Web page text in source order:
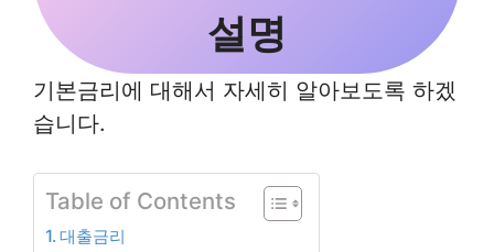
설명
기본금리에 대해서 자세히 알아보도록 하겠
습니다.
Table of Contents
대출금리